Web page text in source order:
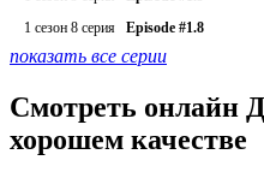
1 сезон 8 серия
Episode #1.8
показать все серии
Смотреть онлайн
хорошем качестве